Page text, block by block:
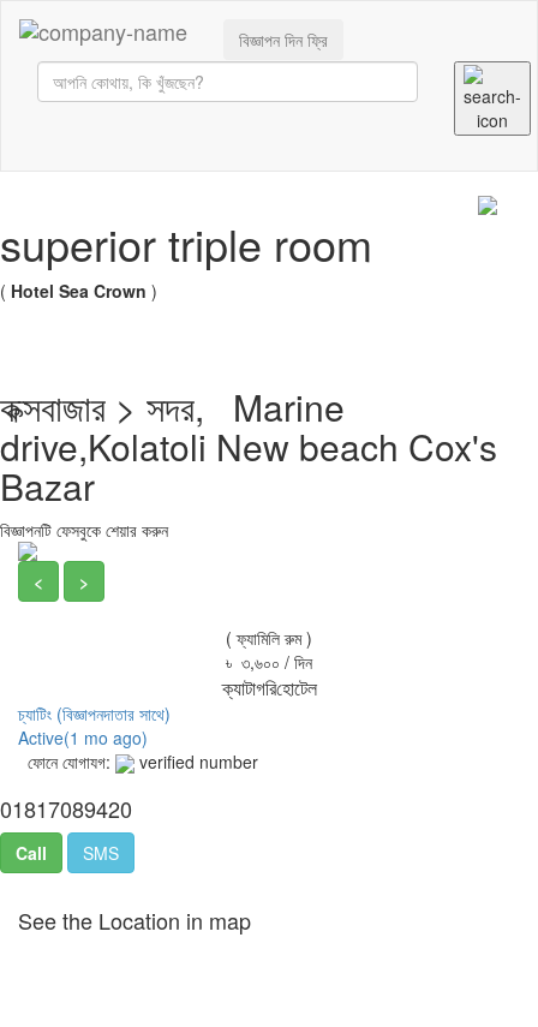
বিজ্ঞাপন দিন ফ্রি
superior triple room
( Hotel Sea Crown )
কক্সবাজার > সদর, Marine
drive,Kolatoli New beach Cox's
Bazar
বিজ্ঞাপনটি ফেসবুকে শেয়ার করুন
< >
( ফ্যামিলি রুম )
৳ ৩,৬০০ / দিন
ক্যাটাগরিহোটেল
চ্যাটিং (বিজ্ঞাপনদাতার সাথে)
Active(1 mo ago)
ফোনে যোগাযগ:
verified number
01817089420
Call SMS
See the Location in map